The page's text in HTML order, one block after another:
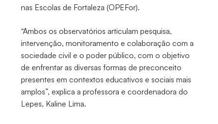
nas Escolas de Fortaleza (OPEFor).
“Ambos os observatórios articulam pesquisa,
intervenção, monitoramento e colaboração com a
sociedade civil e o poder público, com o objetivo
de enfrentar as diversas formas de preconceito
presentes em contextos educativos e sociais mais
amplos”, explica a professora e coordenadora do
Lepes, Kaline Lima.